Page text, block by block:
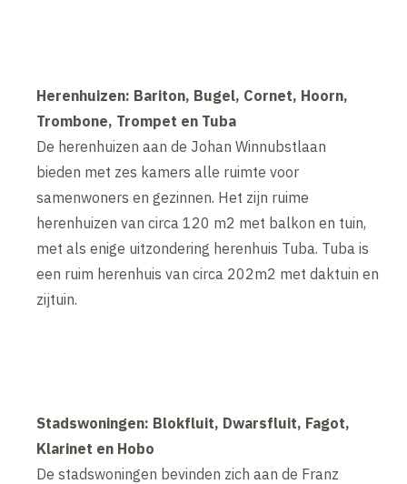
Herenhuizen: Bariton, Bugel, Cornet, Hoorn,
Trombone, Trompet en Tuba
De herenhuizen aan de Johan Winnubstlaan
bieden met zes kamers alle ruimte voor
samenwoners en gezinnen. Het zijn ruime
herenhuizen van circa 120 m2 met balkon en tuin,
met als enige uitzondering herenhuis Tuba. Tuba is
een ruim herenhuis van circa 202m2 met daktuin en
zijtuin.
Stadswoningen: Blokfluit, Dwarsfluit, Fagot,
Klarinet en Hobo
De stadswoningen bevinden zich aan de Franz